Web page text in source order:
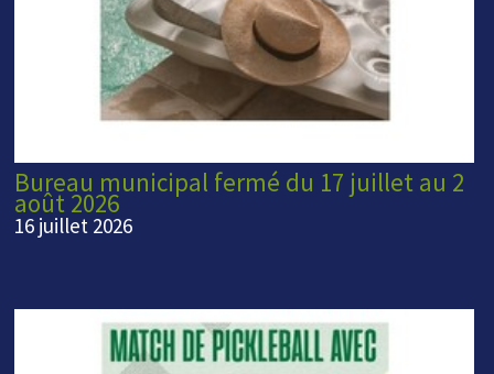
Bureau municipal fermé du 17 juillet au 2
août 2026
16 juillet 2026